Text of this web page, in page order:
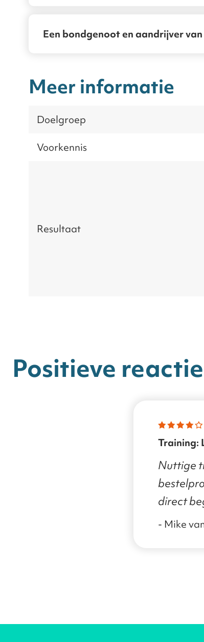
Een bondgenoot en aandrijver
Meer informatie
Doelgroep
Voorkennis
Resultaat
Positieve
Training: Leidinggeven aan de AI
Nuttige
direct
- Mike